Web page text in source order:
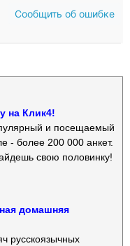
Сообщить об ошибке
на Клик4!
и посещаемый
- более 200 000 анкет.
свою половинку!
домашняя
русскоязычных